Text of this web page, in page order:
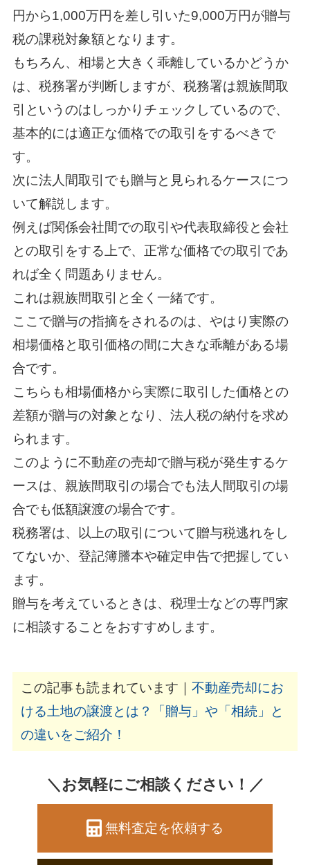
円から1,000万円を差し引いた9,000万円が贈与
税の課税対象額となります。
もちろん、相場と大きく乖離しているかどうか
は、税務署が判断しますが、税務署は親族間取
引というのはしっかりチェックしているので、
基本的には適正な価格での取引をするべきで
す。
次に法人間取引でも贈与と見られるケースにつ
いて解説します。
例えば関係会社間での取引や代表取締役と会社
との取引をする上で、正常な価格での取引であ
れば全く問題ありません。
これは親族間取引と全く一緒です。
ここで贈与の指摘をされるのは、やはり実際の
相場価格と取引価格の間に大きな乖離がある場
合です。
こちらも相場価格から実際に取引した価格との
差額が贈与の対象となり、法人税の納付を求め
られます。
このように不動産の売却で贈与税が発生するケ
ースは、親族間取引の場合でも法人間取引の場
合でも低額譲渡の場合です。
税務署は、以上の取引について贈与税逃れをし
てないか、登記簿謄本や確定申告で把握してい
ます。
贈与を考えているときは、税理士などの専門家
に相談することをおすすめします。
この記事も読まれています｜ 不動産売却にお
ける土地の譲渡とは？「贈与」や「相続」と
の違いをご紹介！
＼お気軽にご相談ください！／
無料査定を依頼する